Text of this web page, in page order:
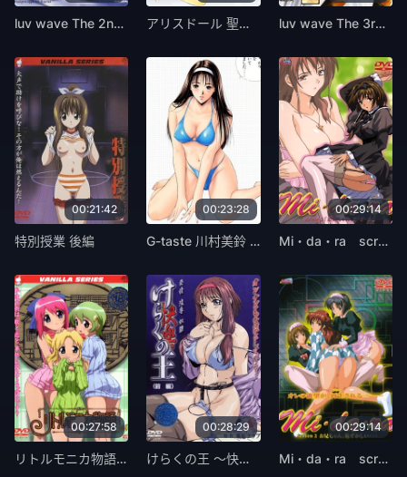
luv wave The 2nd process 「プロトコル」 [中文字幕] アリスドール 聖少・女玩具 VOL.1 [中文字幕] luv wave The 3rd process 「ネクロス」 [中文字幕]
00:21:42
特別授業 後編
00:23:28
G-taste 川村美鈴 [中文字幕]
00:29:14
Mi・da・ra screen 2 お兄ちゃん、ア・ゲ・ル [中文字幕]
00:27:58
リトルモニカ物語 後編 [中文字幕]
00:28:29
けらくの王 ～快楽の王～ 前編 [中文字幕]
00:29:14
Mi・da・ra screen 3 お兄ちゃん、恥ずかしい… [中文字幕]